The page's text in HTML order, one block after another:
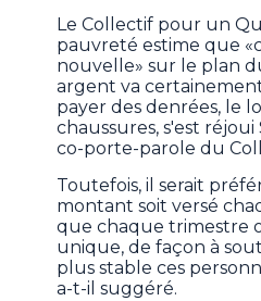
Le Collectif pour un
pauvreté estime que
nouvelle» sur le plan
argent va
payer des denrées, le
chaussures, s'est
co-porte-parole du
Toutefois, il serait
montant soit versé
que chaque trimestre
unique, de façon à
plus stable ces
a-t-il suggéré.